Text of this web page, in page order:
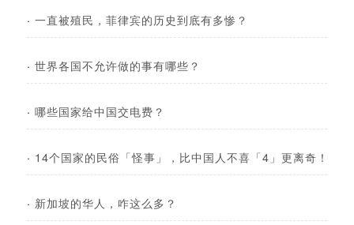
· 一直被殖民，菲律宾的历史到底有多惨？
· 世界各国不允许做的事有哪些？
· 哪些国家给中国交电费？
· 14个国家的民俗「怪事」，比中国人不喜「4」更离奇！
· 新加坡的华人，咋这么多？